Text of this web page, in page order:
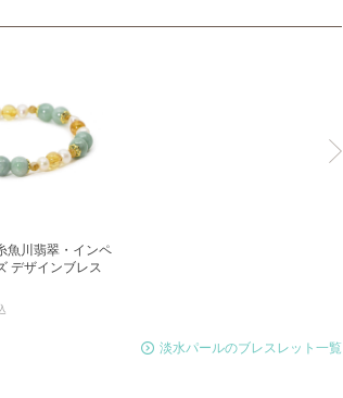
魚川翡翠・インペ
デザインブレス
淡水パールのブレスレット一覧